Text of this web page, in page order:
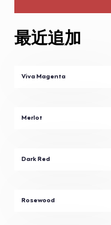
最近追加
Viva Magenta
Merlot
Dark Red
Rosewood